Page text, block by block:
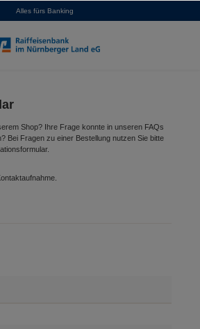
Alles fürs Banking
Shop? Ihre Frage konnte in unseren FAQs
Bei Fragen zu einer Bestellung nutzen Sie bitte